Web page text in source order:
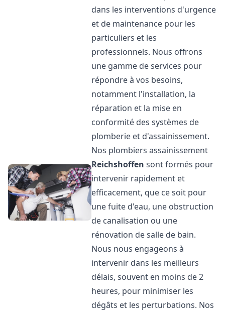
dans les interventions d'urgence
et de maintenance pour les
particuliers et les
professionnels. Nous offrons
une gamme de services pour
répondre à vos besoins,
notamment l'installation, la
réparation et la mise en
conformité des systèmes de
plomberie et d'assainissement.
Nos plombiers assainissement
Reichshoffen sont formés pour
intervenir rapidement et
efficacement, que ce soit pour
une fuite d'eau, une obstruction
de canalisation ou une
rénovation de salle de bain.
Nous nous engageons à
intervenir dans les meilleurs
délais, souvent en moins de 2
heures, pour minimiser les
dégâts et les perturbations. Nos